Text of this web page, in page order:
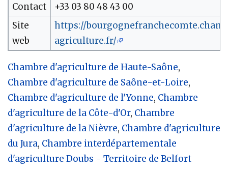
Contact
+33 03 80 48 43 00
Site
web
https://
agriculture.fr/
Chambre d'agriculture de Haute-Saône,
Chambre d'agriculture de Saône-et-Loire,
Chambre d'agriculture de l'Yonne, Chambre
d'agriculture de la Côte-d'Or, Chambre
d'agriculture de la Nièvre, Chambre d'agriculture
du Jura, Chambre interdépartementale
d'agriculture Doubs - Territoire de Belfort